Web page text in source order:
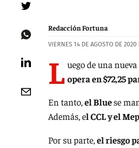
Redacción Fortuna
VIERNES 14 DE AGOSTO DE
L uego de una
opera en $72,25
En tanto,el Bluese
Además, el CCL y el
Por su parte,el riesgo